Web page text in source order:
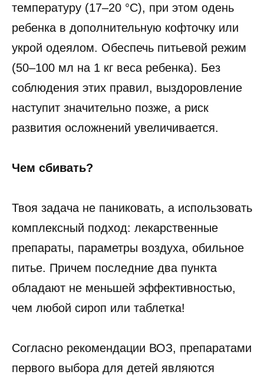
температуру (17–20 °С), при этом одень
ребенка в дополнительную кофточку или
укрой одеялом. Обеспечь питьевой режим
(50–100 мл на 1 кг веса ребенка). Без
соблюдения этих правил, выздоровление
наступит значительно позже, а риск
развития осложнений увеличивается.
Чем сбивать?
Твоя задача не паниковать, а использовать
комплексный подход: лекарственные
препараты, параметры воздуха, обильное
питье. Причем последние два пункта
обладают не меньшей эффективностью,
чем любой сироп или таблетка!
Согласно рекомендации ВОЗ, препаратами
первого выбора для детей являются